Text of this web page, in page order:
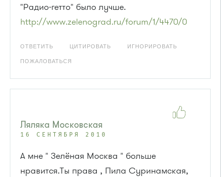
"Радио-гетто" было лучше.
http://www.zelenograd.ru/forum/1/4470/0
ОТВЕТИТЬ ЦИТИРОВАТЬ ИГНОРИРОВАТЬ
ПОЖАЛОВАТЬСЯ
Ляляка Московская
16 СЕНТЯБРЯ 2010
А мне " Зелёная Москва " больше
нравится.Ты права , Пила Суринамская,